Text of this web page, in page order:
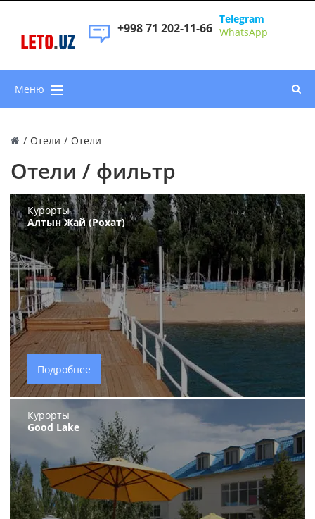
LETO.UZ
+998 71 202-11-66
Telegram
WhatsApp
Меню
/ Отели / Отели
Отели / фильтр
Курорты
Алтын Жай (Рохат)
Подробнее
Курорты
Good Lake